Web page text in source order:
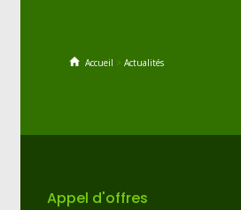
Accueil > Actualités
Appel d'offres